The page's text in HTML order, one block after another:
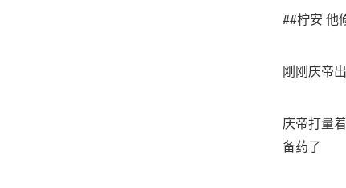
##柠安 他
刚刚庆帝
庆帝打量
备药了